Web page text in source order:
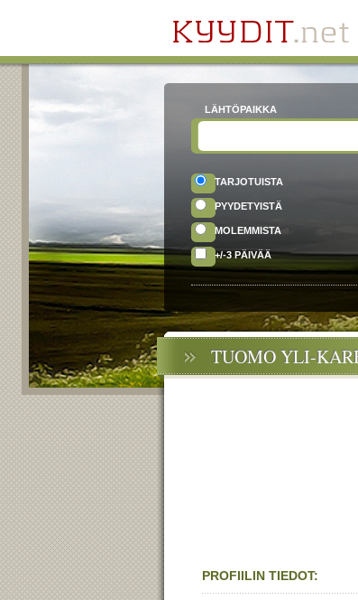
LÄHTÖPAIKKA
TARJOTUISTA
PYYDETYISTÄ
MOLEMMISTA
+/-3 PÄIVÄÄ
TUOMO YLI-
PROFIILIN TIEDOT: